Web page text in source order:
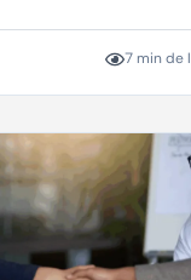
7 min de